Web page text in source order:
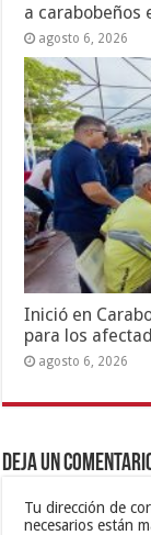
a carabobeños
agosto 6, 2026
Inició en
para los
agosto 6, 2026
Deja un
Tu dirección de
necesarios están